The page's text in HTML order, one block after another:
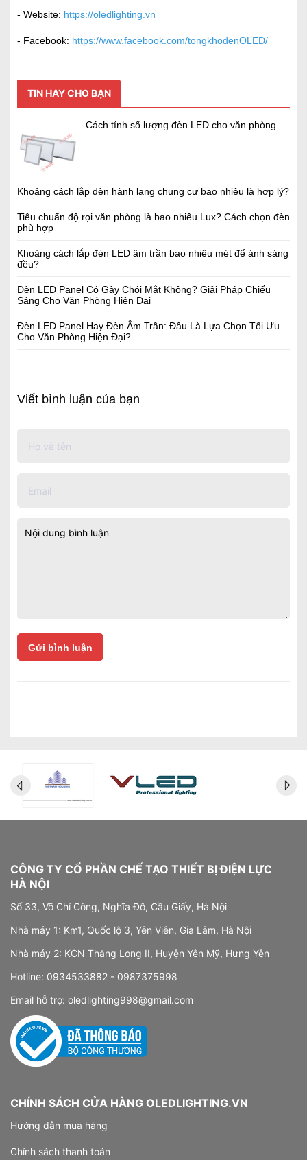
- Website: https://oledlighting.vn
- Facebook: https://www.facebook.com/tongkhodenOLED/
TIN HAY CHO BẠN
Cách tính số lượng đèn LED cho văn phòng
Khoảng cách lắp đèn hành lang chung cư bao nhiêu là hợp lý?
Tiêu chuẩn độ rọi văn phòng là bao nhiêu Lux? Cách chọn đèn
phù hợp
Khoảng cách lắp đèn LED âm trần bao nhiêu mét để ánh sáng
đều?
Đèn LED Panel Có Gây Chói Mắt Không? Giải Pháp Chiếu
Sáng Cho Văn Phòng Hiện Đại
Đèn LED Panel Hay Đèn Âm Trần: Đâu Là Lựa Chọn Tối Ưu
Cho Văn Phòng Hiện Đại?
Viết bình luận của bạn
Gửi bình luận
CÔNG TY CỔ PHẦN CHẾ TẠO THIẾT BỊ ĐIỆN LỰC
HÀ NỘI
Số 33, Võ Chí Công, Nghĩa Đô, Cầu Giấy, Hà Nội
Nhà máy 1: Km1, Quốc lộ 3, Yên Viên, Gia Lâm, Hà Nội
Nhà máy 2: KCN Thăng Long II, Huyện Yên Mỹ, Hưng Yên
Hotline: 0934533882 - 0987375998
Email hỗ trợ: oledlighting998@gmail.com
CHÍNH SÁCH CỬA HÀNG OLEDLIGHTING.VN
Hướng dẫn mua hàng
Chính sách thanh toán